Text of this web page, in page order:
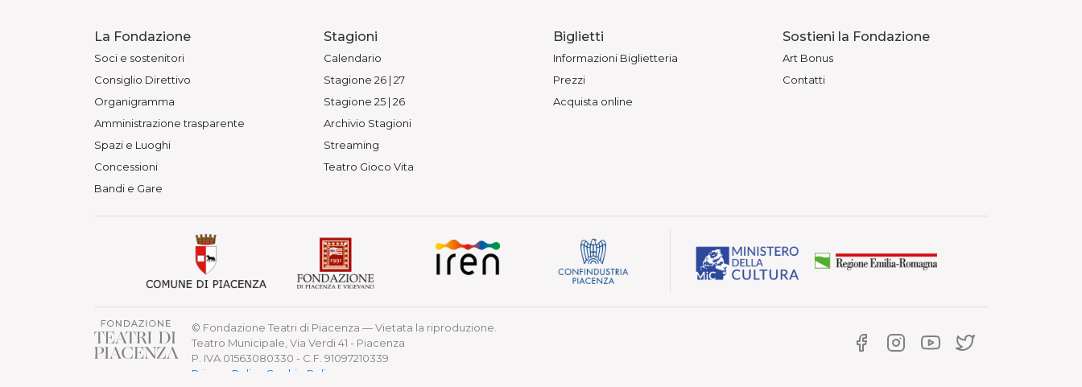
La Fondazione
Soci e sostenitori
Consiglio Direttivo
Organigramma
Amministrazione trasparente
Spazi e Luoghi
Concessioni
Bandi e Gare
Stagioni
Calendario
Stagione 26 | 27
Stagione 25 | 26
Archivio Stagioni
Streaming
Teatro Gioco Vita
Biglietti
Informazioni Biglietteria
Prezzi
Acquista online
Sostieni la Fondazione
Art Bonus
Contatti
© Fondazione Teatri di Piacenza — Vietata la riproduzione.
Teatro Municipale, Via Verdi 41 - Piacenza
P. IVA 01563080330 - C.F. 91097210339
Privacy Policy
Cookie Policy